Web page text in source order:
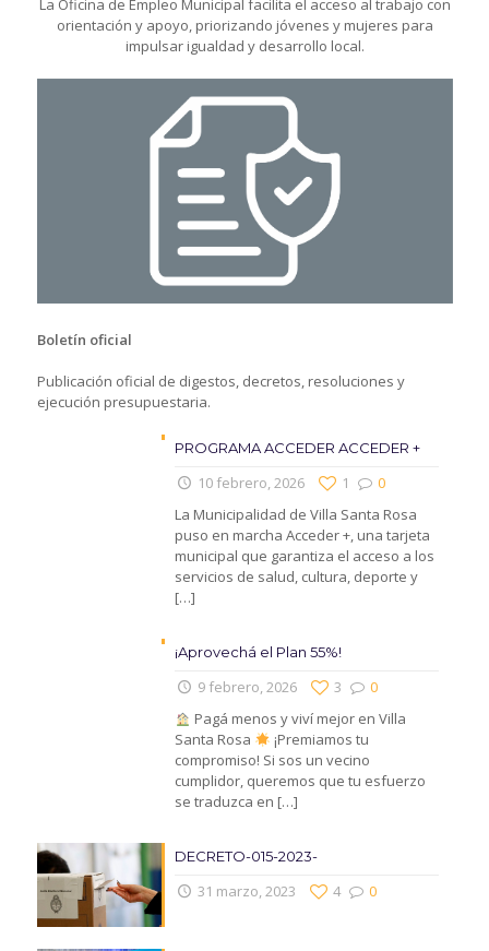
orientación y apoyo, priorizando jóvenes y mujeres para
impulsar igualdad y desarrollo local.
Boletín oficial
Publicación oficial de digestos, decretos, resoluciones y
ejecución presupuestaria.
PROGRAMA ACCEDER ACCEDER +
10 febrero, 2026 0
1
La Municipalidad de Villa Santa Rosa
puso en marcha Acceder +, una tarjeta
municipal que garantiza el acceso a los
servicios de salud, cultura, deporte y
[…]
¡Aprovechá el Plan 55%!
9 febrero, 2026 0
3
Pagá menos y viví mejor en Villa
Santa Rosa
¡Premiamos tu
compromiso! Si sos un vecino
cumplidor, queremos que tu esfuerzo
se traduzca en […]
DECRETO-015-2023-
31 marzo, 2023 0
4